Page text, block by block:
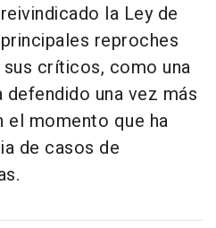
la Ley de
reproches
críticos, como una
una vez más
el momento que ha
de casos de